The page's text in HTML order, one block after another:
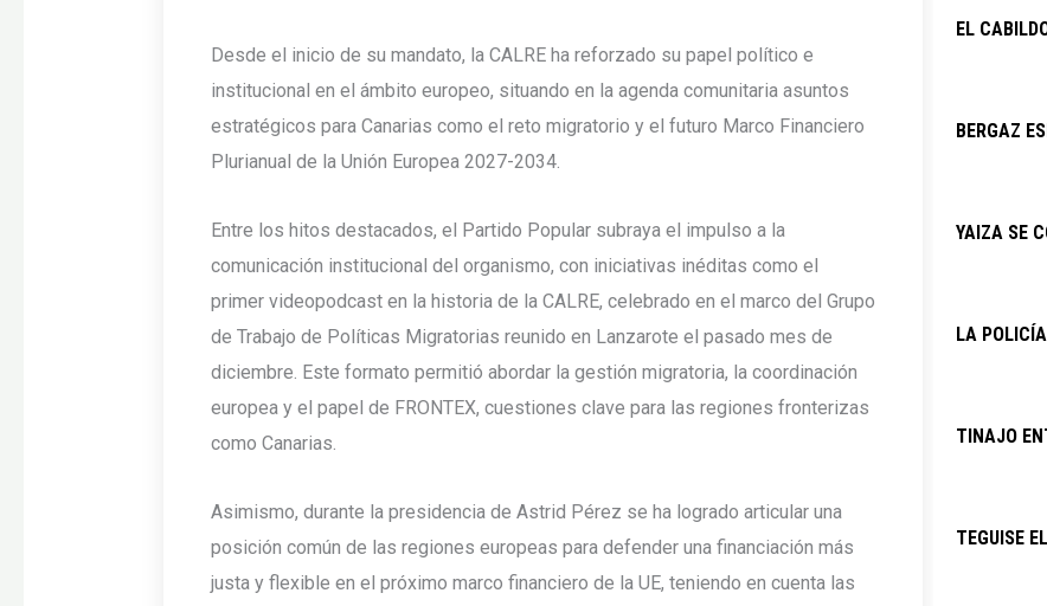
Desde el inicio de su mandato, la CALRE ha reforzado su papel político e
institucional en el ámbito europeo, situando en la agenda comunitaria asuntos
estratégicos para Canarias como el reto migratorio y el futuro Marco Financiero
Plurianual de la Unión Europea 2027-2034.
Entre los hitos destacados, el Partido Popular subraya el impulso a la
comunicación institucional del organismo, con iniciativas inéditas como el
primer videopodcast en la historia de la CALRE, celebrado en el marco del Grupo
de Trabajo de Políticas Migratorias reunido en Lanzarote el pasado mes de
diciembre. Este formato permitió abordar la gestión migratoria, la coordinación
europea y el papel de FRONTEX, cuestiones clave para las regiones fronterizas
como Canarias.
Asimismo, durante la presidencia de Astrid Pérez se ha logrado articular una
posición común de las regiones europeas para defender una financiación más
justa y flexible en el próximo marco financiero de la UE, teniendo en cuenta las
EL
BERGAZ
YAIZA SE
LA
TINAJO
TEGUISE